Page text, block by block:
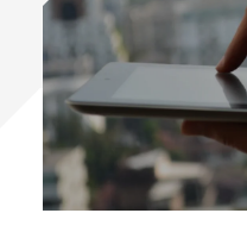
サービス
不動産投資
マンション管理
実需用戸建・マンション